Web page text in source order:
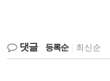
댓글 등록순 최신순